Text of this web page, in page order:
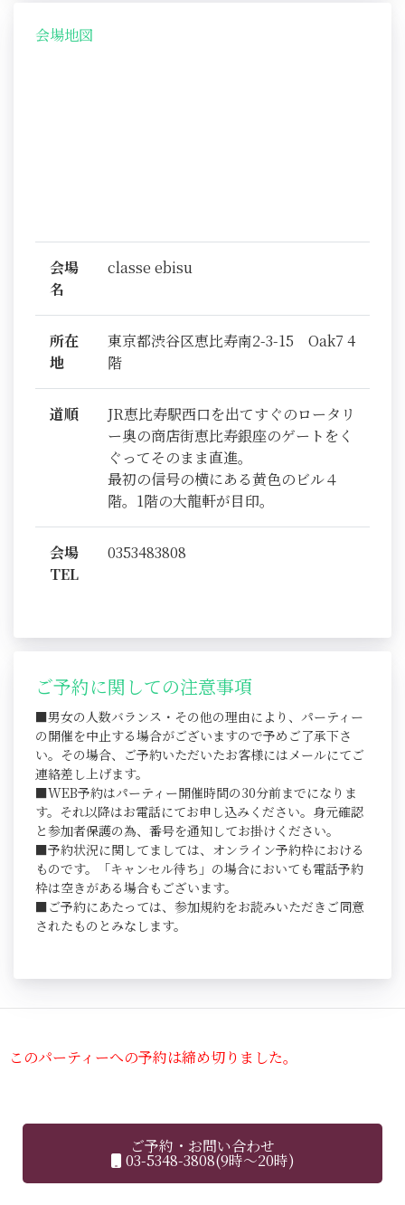
会場地図
会場
名
classe ebisu
所在
地
東京都渋谷区恵比寿南2-3-15 Oak7 4
階
道順
JR恵比寿駅西口を出てすぐのロータリ
ー奥の商店街恵比寿銀座のゲートをく
ぐってそのまま直進。
最初の信号の横にある黄色のビル４
階。1階の大龍軒が目印。
会場
TEL
0353483808
ご予約に関しての注意事項
■男女の人数バランス・その他の理由により、パーティー
の開催を中止する場合がございますので予めご了承下さ
い。その場合、ご予約いただいたお客様にはメールにてご
連絡差し上げます。
■WEB予約はパーティー開催時間の30分前までになりま
す。それ以降はお電話にてお申し込みください。身元確認
と参加者保護の為、番号を通知してお掛けください。
■予約状況に関してましては、オンライン予約枠における
ものです。「キャンセル待ち」の場合においても電話予約
枠は空きがある場合もございます。
■ご予約にあたっては、参加規約をお読みいただきご同意
されたものとみなします。
このパーティーへの予約は締め切りました。
ご予約・お問い合わせ
03-5348-3808(9時～20時)